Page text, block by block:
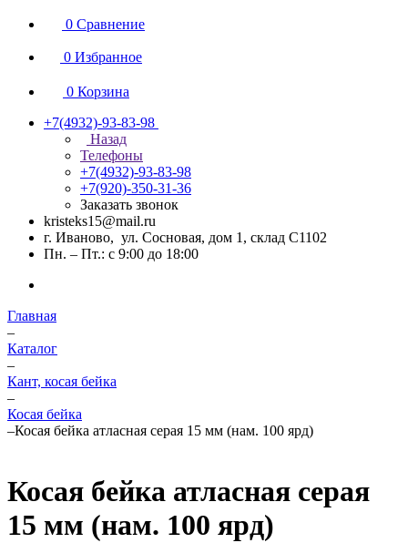
0 Сравнение
0 Избранное
0 Корзина
+7(4932)-93-83-98
Назад
Телефоны
+7(4932)-93-83-98
+7(920)-350-31-36
Заказать звонок
kristeks15@mail.ru
г. Иваново, ул. Сосновая, дом 1, склад С1102
Пн. – Пт.: с 9:00 до 18:00
Главная
–
Каталог
–
Кант, косая бейка
–
Косая бейка
–Косая бейка атласная серая 15 мм (нам. 100 ярд)
Косая бейка атласная серая
15 мм (нам. 100 ярд)